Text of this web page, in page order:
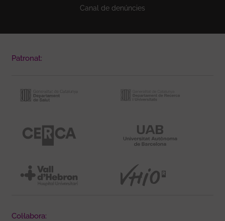
Canal de denúncies
Patronat:
Col·labora: